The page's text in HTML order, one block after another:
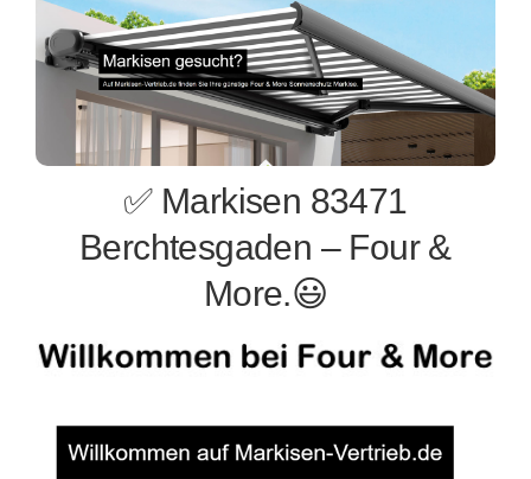
✅ Markisen 83471
Berchtesgaden – Four &
More.😃